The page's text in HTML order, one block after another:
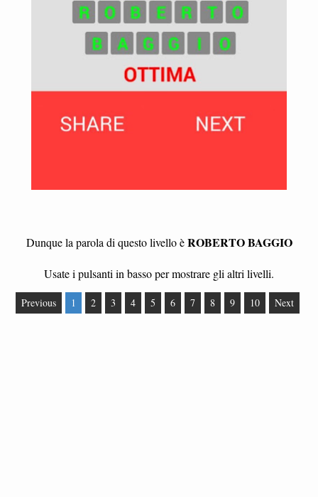
Dunque la parola di questo livello èROBERTO BAGGIO
Usate i pulsanti in basso per mostrare gli altri livelli.
Previous 1 2 3 4 5 6 7 8 9 10 Next